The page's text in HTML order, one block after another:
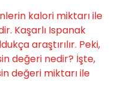
kalori miktarı ile
Kaşarlı Ispanak
araştırılır. Peki,
değeri nedir? İşte,
değeri miktarı ile